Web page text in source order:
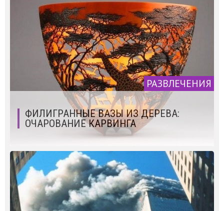
РАЗВЛЕЧЕНИЯ
ФИЛИГРАННЫЕ ВАЗЫ ИЗ ДЕРЕВА:
ОЧАРОВАНИЕ КАРВИНГА